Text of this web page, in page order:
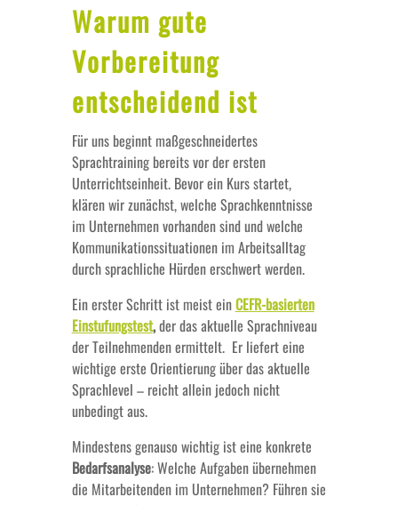
Warum gute
Vorbereitung
entscheidend ist
Für uns beginnt maßgeschneidertes
Sprachtraining bereits vor der ersten
Unterrichtseinheit. Bevor ein Kurs startet,
klären wir zunächst, welche Sprachkenntnisse
im Unternehmen vorhanden sind und welche
Kommunikationssituationen im Arbeitsalltag
durch sprachliche Hürden erschwert werden.
Ein erster Schritt ist meist einCEFR-basierten
Einstufungstest,der das aktuelle Sprachniveau
der Teilnehmenden ermittelt. Er liefert eine
wichtige erste Orientierung über das aktuelle
Sprachlevel – reicht allein jedoch nicht
unbedingt aus.
Mindestens genauso wichtig ist eine konkrete
Bedarfsanalyse: Welche Aufgaben übernehmen
die Mitarbeitenden im Unternehmen? Führen sie